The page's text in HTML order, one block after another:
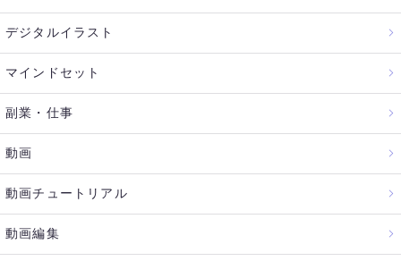
デジタルイラスト
マインドセット
副業・仕事
動画
動画チュートリアル
動画編集